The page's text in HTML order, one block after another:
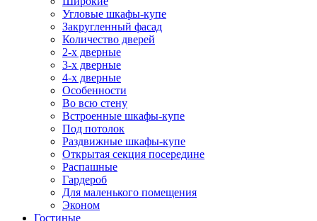
Угловые шкафы-купе
Закругленный фасад
Количество дверей
2-х дверные
3-х дверные
4-х дверные
Особенности
Во всю стену
Встроенные шкафы-купе
Под потолок
Раздвижные шкафы-купе
Открытая секция посередине
Распашные
Гардероб
Для маленького помещения
Эконом
Гостиные